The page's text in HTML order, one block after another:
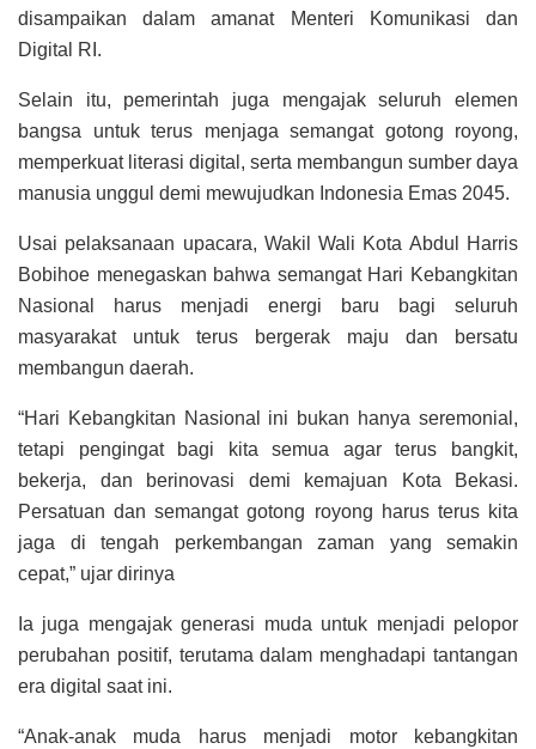
disampaikan dalam amanat Menteri Komunikasi dan
Digital RI.
Selain itu, pemerintah juga mengajak seluruh elemen
bangsa untuk terus menjaga semangat gotong royong,
memperkuat literasi digital, serta membangun sumber daya
manusia unggul demi mewujudkan Indonesia Emas 2045.
Usai pelaksanaan upacara, Wakil Wali Kota Abdul Harris
Bobihoe menegaskan bahwa semangat Hari Kebangkitan
Nasional harus menjadi energi baru bagi seluruh
masyarakat untuk terus bergerak maju dan bersatu
membangun daerah.
“Hari Kebangkitan Nasional ini bukan hanya seremonial,
tetapi pengingat bagi kita semua agar terus bangkit,
bekerja, dan berinovasi demi kemajuan Kota Bekasi.
Persatuan dan semangat gotong royong harus terus kita
jaga di tengah perkembangan zaman yang semakin
cepat,” ujar dirinya
Ia juga mengajak generasi muda untuk menjadi pelopor
perubahan positif, terutama dalam menghadapi tantangan
era digital saat ini.
“Anak-anak muda harus menjadi motor kebangkitan